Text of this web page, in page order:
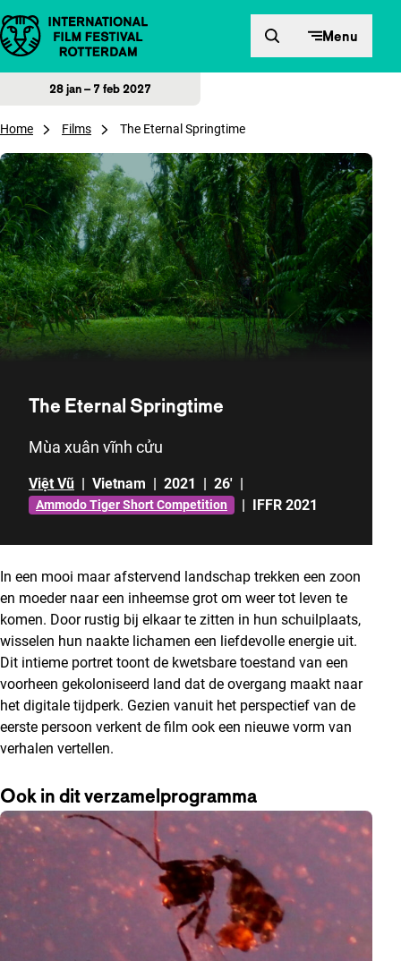
Direct naar inhoud Menu
28 jan – 7 feb 2027
Home Films The Eternal Springtime
The Eternal Springtime
Mùa xuân vĩnh cửu
Việt Vũ | Vietnam | 2021 | 26' |
Ammodo Tiger Short Competition | IFFR 2021
In een mooi maar afstervend landschap trekken een zoon
en moeder naar een inheemse grot om weer tot leven te
komen. Door rustig bij elkaar te zitten in hun schuilplaats,
wisselen hun naakte lichamen een liefdevolle energie uit.
Dit intieme portret toont de kwetsbare toestand van een
voorheen gekoloniseerd land dat de overgang maakt naar
het digitale tijdperk. Gezien vanuit het perspectief van de
eerste persoon verkent de film ook een nieuwe vorm van
verhalen vertellen.
Ook in dit verzamelprogramma